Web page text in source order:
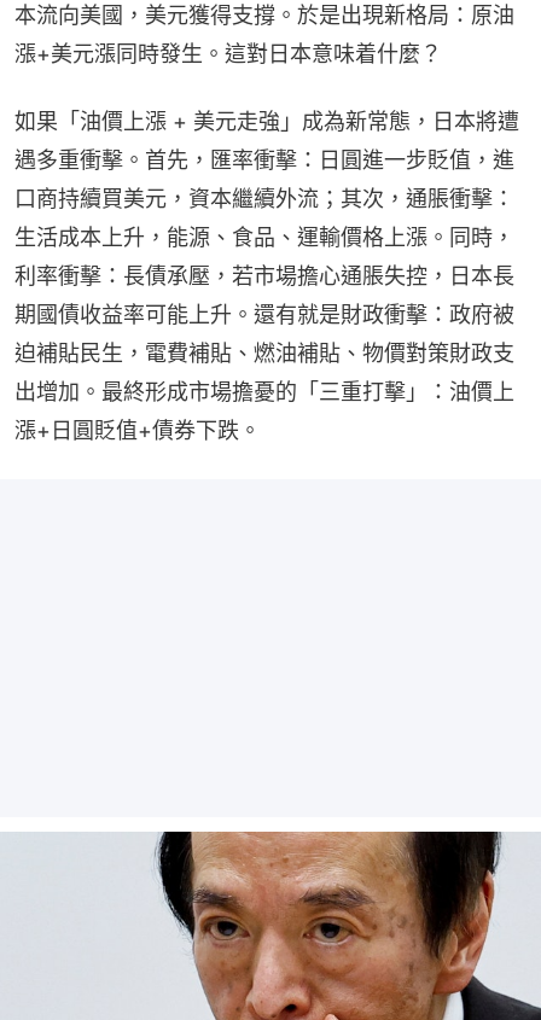
本流向美國，美元獲得支撐。於是出現新格局：原油
漲+美元漲同時發生。這對日本意味着什麼？
如果「油價上漲 + 美元走強」成為新常態，日本將遭
遇多重衝擊。首先，匯率衝擊：日圓進一步貶值，進
口商持續買美元，資本繼續外流；其次，通脹衝擊：
生活成本上升，能源、食品、運輸價格上漲。同時，
利率衝擊：長債承壓，若市場擔心通脹失控，日本長
期國債收益率可能上升。還有就是財政衝擊：政府被
迫補貼民生，電費補貼、燃油補貼、物價對策財政支
出增加。最終形成市場擔憂的「三重打擊」：油價上
漲+日圓貶值+債券下跌。